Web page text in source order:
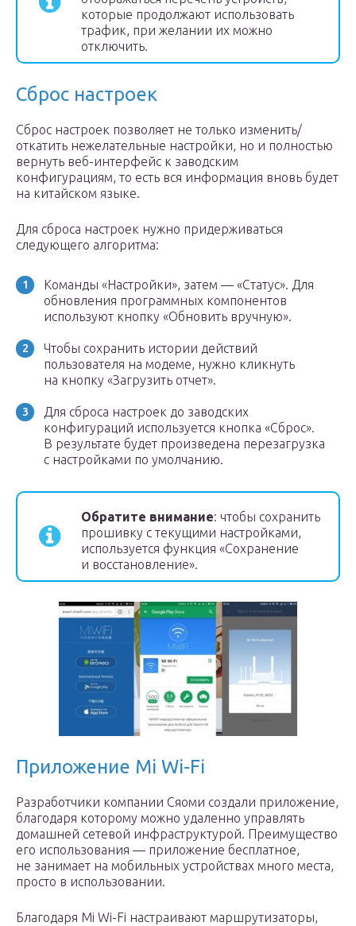
которые продолжают использовать
трафик, при желании их можно
отключить.
Сброс настроек
Сброс настроек позволяет не только изменить/
откатить нежелательные настройки, но и полностью
вернуть веб-интерфейс к заводским
конфигурациям, то есть вся информация вновь будет
на китайском языке.
Для сброса настроек нужно придерживаться
следующего алгоритма:
Команды «Настройки», затем — «Статус». Для
обновления программных компонентов
используют кнопку «Обновить вручную».
Чтобы сохранить истории действий
пользователя на модеме, нужно кликнуть
на кнопку «Загрузить отчет».
Для сброса настроек до заводских
конфигураций используется кнопка «Сброс».
В результате будет произведена перезагрузка
с настройками по умолчанию.
Обратите внимание: чтобы сохранить
прошивку с текущими настройками,
используется функция «Сохранение
и восстановление».
Приложение Mi Wi-Fi
Разработчики компании Сяоми создали приложение,
благодаря которому можно удаленно управлять
домашней сетевой инфраструктурой. Преимущество
его использования — приложение бесплатное,
не занимает на мобильных устройствах много места,
просто в использовании.
Благодаря Mi Wi-Fi настраивают маршрутизаторы,